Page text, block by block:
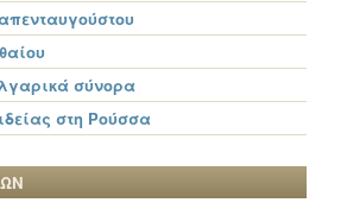
σύνορα
στη Ρούσσα